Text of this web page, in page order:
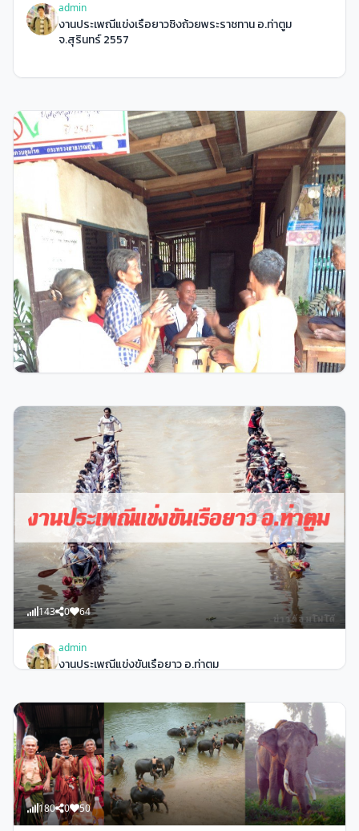
admin
งานประเพณีแข่งเรือยาวชิงถ้วยพระราชทาน อ.ท่าตูม
จ.สุรินทร์ 2557
119 0 44
admin
เรือมตรด ในวันสงรานต์ “แคแจด”
143 0 64
admin
งานประเพณีแข่งขันเรือยาว อ.ท่าตูม
180 0 50